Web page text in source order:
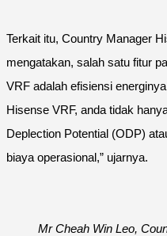
Terkait itu, Country Manager
mengatakan, salah satu fitur
VRF adalah efisiensi
Hisense VRF, anda tidak
Deplection Potential (ODP)
biaya operasional,” ujarnya.
Mr Cheah Win Leo,